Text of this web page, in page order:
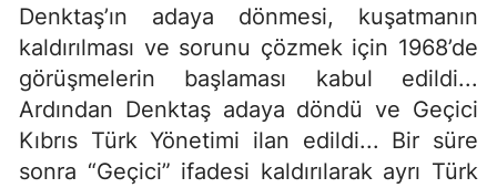
Denktaş’ın adaya dönmesi, kuşatmanın
kaldırılması ve sorunu çözmek için 1968’de
görüşmelerin başlaması kabul edildi...
Ardından Denktaş adaya döndü ve Geçici
Kıbrıs Türk Yönetimi ilan edildi... Bir süre
sonra “Geçici” ifadesi kaldırılarak ayrı Türk